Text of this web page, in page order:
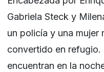
Gabriela Steck y
un policía y una mujer
convertido en refugio.
encuentran en la